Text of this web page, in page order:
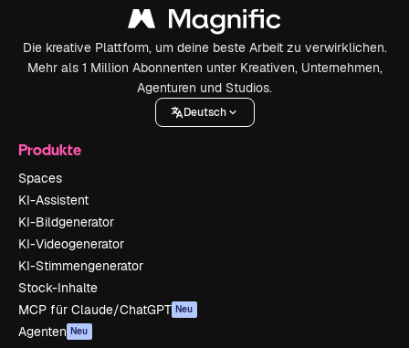
Die kreative Plattform, um deine beste Arbeit zu verwirklichen.
Mehr als 1 Million Abonnenten unter Kreativen, Unternehmen,
Agenturen und Studios.
Deutsch
Produkte
Spaces
KI-Assistent
KI-Bildgenerator
KI-Videogenerator
KI-Stimmengenerator
Stock-Inhalte
MCP für Claude/ChatGPT Neu
Agenten Neu